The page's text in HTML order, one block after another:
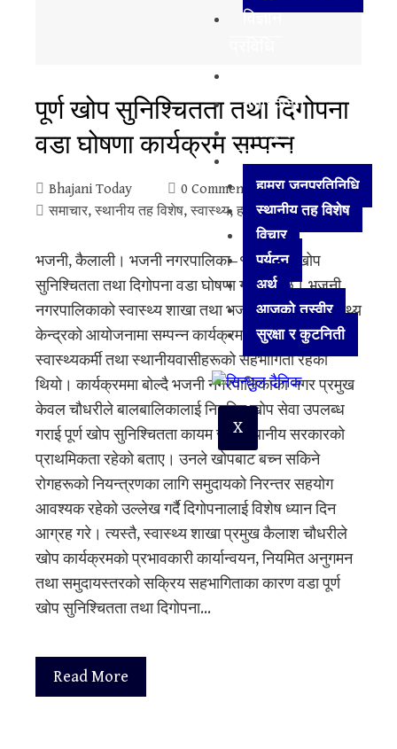
विज्ञान
मनोरञ्जन
अन्य
हाम्रा जनप्रतिनिधि
स्थानीय तह विशेष
विचार
पर्यटन
अर्थ
आजको तस्वीर
सुरक्षा र कुटनिती
X
पूर्ण खोप सुनिश्चितता तथा दिगोपना
वडा घोषणा कार्यक्रम सम्पन्न
Bhajani Today
0 Comments
समाचार, स्थानीय तह विशेष, स्वास्थ्य, हाम्रा जनप्रतिनिधि
भजनी, कैलाली। भजनी नगरपालिका–१ लाई पूर्ण खोप
सुनिश्चितता तथा दिगोपना वडा घोषणा गरिएको छ। भजनी
नगरपालिकाको स्वास्थ्य शाखा तथा भजनी प्राथमिक स्वास्थ्य
केन्द्रको आयोजनामा सम्पन्न कार्यक्रममा जनप्रतिनिधि,
स्वास्थ्यकर्मी तथा स्थानीयवासीहरूको सहभागिता रहेको
थियो। कार्यक्रममा बोल्दै भजनी नगरपालिकाका नगर प्रमुख
केवल चौधरीले बालबालिकालाई नियमित खोप सेवा उपलब्ध
गराई पूर्ण खोप सुनिश्चितता कायम राख्नु स्थानीय सरकारको
प्राथमिकता रहेको बताए। उनले खोपबाट बच्न सकिने
रोगहरूको नियन्त्रणका लागि समुदायको निरन्तर सहयोग
आवश्यक रहेको उल्लेख गर्दै दिगोपनालाई विशेष ध्यान दिन
आग्रह गरे। त्यस्तै, स्वास्थ्य शाखा प्रमुख कैलाश चौधरीले
खोप कार्यक्रमको प्रभावकारी कार्यान्वयन, नियमित अनुगमन
तथा समुदायस्तरको सक्रिय सहभागिताका कारण वडा पूर्ण
खोप सुनिश्चितता तथा दिगोपना…
Read More